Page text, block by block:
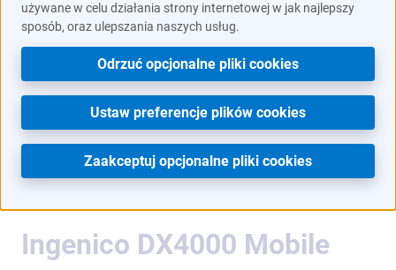
Instrukcje obsługi
Search
Ingenico DX4000 Mobile
używane w celu działania strony internetowej w jak najlepszy
sposób, oraz ulepszania naszych usług.
Zaakceptuj opcjonalne pliki cookies
Ustaw preferencje plików cookies
Odrzuć opcjonalne pliki cookies